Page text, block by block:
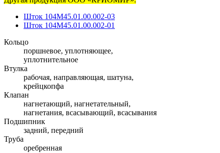
Шток 104М45.01.00.002-03
Шток 104М45.01.00.002-01
Кольцо
поршневое, уплотняющее,
уплотнительное
Втулка
рабочая, направляющая, шатуна,
крейцкопфа
Клапан
нагнетающий, нагнетательный,
нагнетания, всасывающий, всасывания
Подшипник
задний, передний
Труба
оребренная